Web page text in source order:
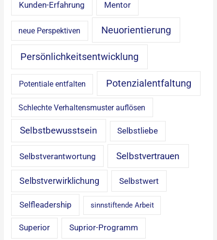
Kunden-Erfahrung Mentor
neue Perspektiven Neuorientierung
Persönlichkeitsentwicklung
Potentiale entfalten Potenzialentfaltung
Schlechte Verhaltensmuster auflösen
Selbstbewusstsein Selbstliebe
Selbstverantwortung Selbstvertrauen
Selbstverwirklichung Selbstwert
Selfleadership sinnstiftende Arbeit
Superior Suprior-Programm